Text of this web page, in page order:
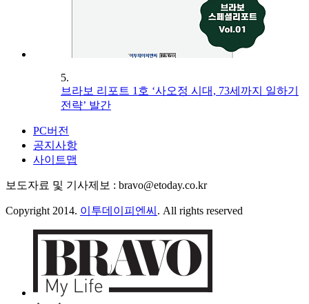
5.
브라보 리포트 1호 ‘사오정 시대, 73세까지 일하기
전략’ 발간
PC버전
공지사항
사이트맵
보도자료 및 기사제보 : bravo@etoday.co.kr
Copyright 2014. 이투데이피엔씨 . All rights reserved